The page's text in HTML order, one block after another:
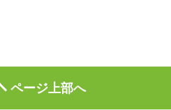
ページ上部へ